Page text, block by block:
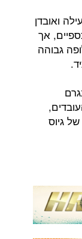
ואובדן
אך
גבוהה
גיוס